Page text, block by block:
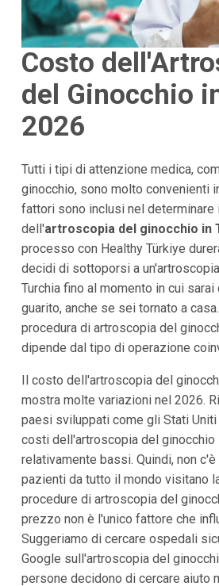
Costo
del Ginocchio
2026
Tutti i tipi di attenzione medica,
ginocchio, sono molto convenienti
fattori sono inclusi nel determinare
dell'artroscopia del ginocchio in
processo con Healthy Türkiye
decidi di sottoporsi a
Turchia fino al momento in cui
guarito, anche se sei tornato a
procedura di artroscopia del
dipende dal tipo di operazione
Il costo dell'artroscopia del
mostra molte variazioni nel 2026.
paesi sviluppati come gli Stati Uniti
costi dell'artroscopia del ginocchio
relativamente bassi. Quindi, non
pazienti da tutto il mondo visitano
procedure di artroscopia del
prezzo non è l'unico fattore che
Suggeriamo di cercare ospedali
Google sull'artroscopia del
persone decidono di cercare aiuto